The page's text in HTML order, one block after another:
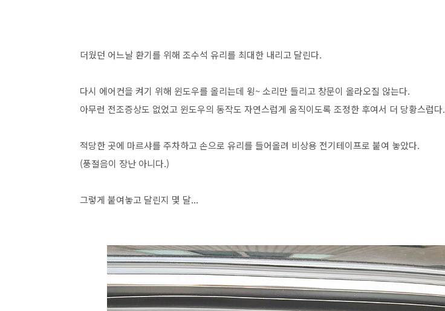
더웠던 어느날 환기를 위해 조수석 유리를 최대한 내리고 달린다.
다시 에어컨을 켜기 위해 윈도우를 올리는데 윙~ 소리만 들리고 창문이 올라오질 않는다.
아무런 전조증상도 없었고 윈도우의 동작도 자연스럽게 움직이도록 조정한 후여서 더 당황스럽다.
적당한 곳에 마르샤를 주차하고 손으로 유리를 들어올려 비상용 전기테이프로 붙여 놓았다.
(풍절음이 장난 아니다.)
그렇게 붙여놓고 달린지 몇 달...